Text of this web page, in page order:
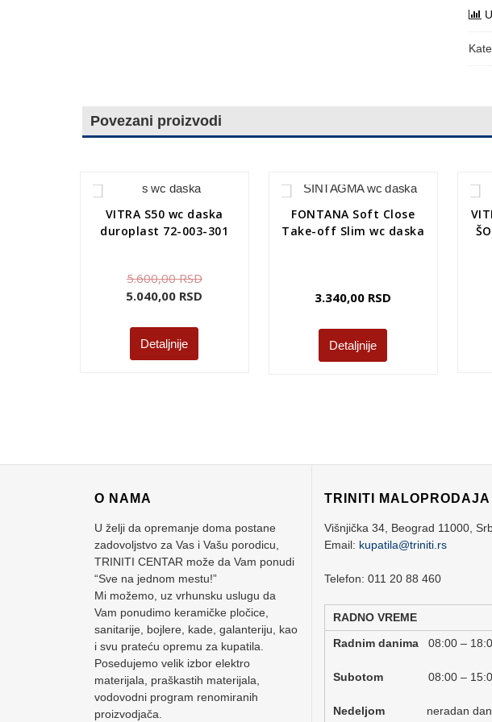
Povezani proizvodi
VITRA S50 wc daska
duroplast 72-003-301
5.600,00RSD
5.040,00 RSD
Detaljnije
FONTANA Soft Close
Take-off Slim wc daska
3.340,00 RSD
Detaljnije
O NAMA
U želji da opremanje doma postane
zadovoljstvo za Vas i Vašu porodicu,
TRINITI CENTAR može da Vam ponudi
“Sve na jednom mestu!”
Mi možemo, uz vrhunsku uslugu da
Vam ponudimo keramičke pločice,
sanitarije, bojlere, kade, galanteriju, kao
i svu prateću opremu za kupatila.
Posedujemo velik izbor elektro
materijala, praškastih materijala,
vodovodni program renomiranih
proizvodjača.
TRINITI MALOPRODAJA
Višnjička 34, Beograd 11000,
Email: kupatila@triniti.rs
Telefon: 011 20 88 460
RADNO VREME
Radnim danima 08:00 –
Subotom 08:00 –
Nedeljom neradan dan